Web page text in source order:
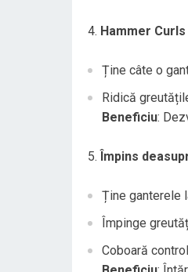
Hammer Curls
Ține câte o
Ridică
Beneficiu:
Împins
Ține ganterele
Împinge
Coboară